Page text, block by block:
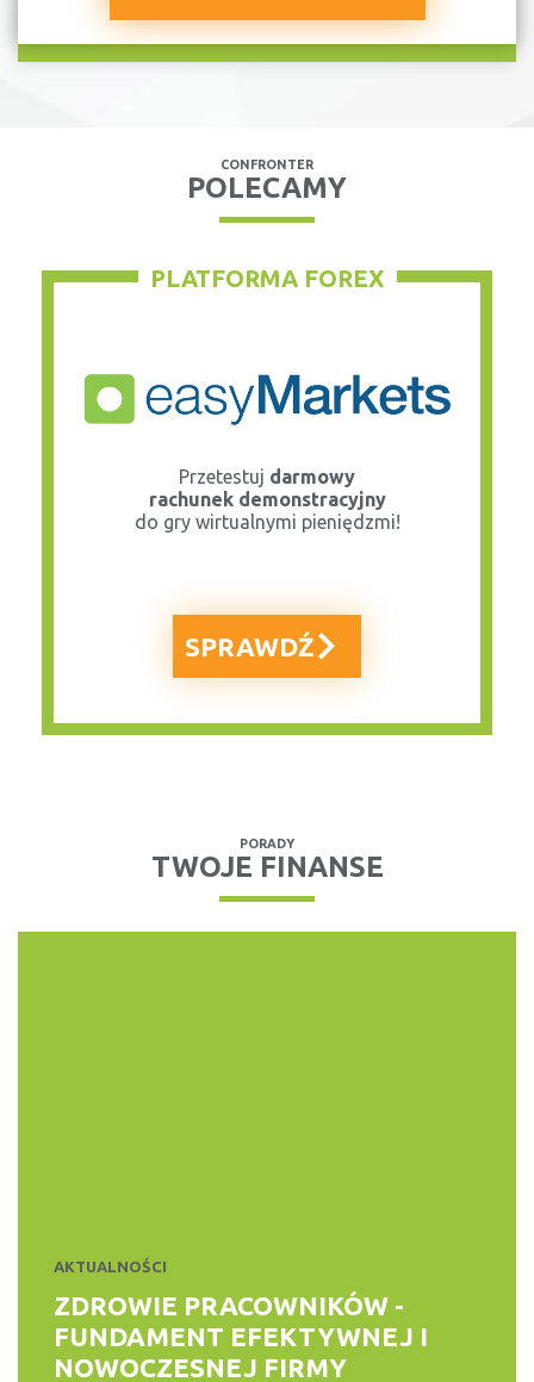
CONFRONTER
POLECAMY
PLATFORMA FOREX
Przetestuj darmowy
rachunek demonstracyjny
do gry wirtualnymi pieniędzmi!
SPRAWDŹ
PORADY
TWOJE FINANSE
AKTUALNOŚCI
ZDROWIE PRACOWNIKÓW -
FUNDAMENT EFEKTYWNEJ I
NOWOCZESNEJ FIRMY
RANKING DARMOWYCH
WIĘCEJ